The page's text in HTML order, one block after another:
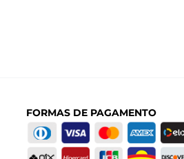
FORMAS DE PAGAMENTO